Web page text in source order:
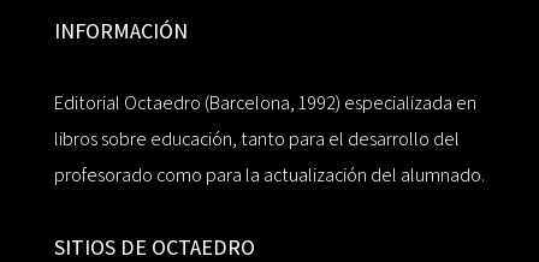
INFORMACIÓN
Editorial Octaedro (Barcelona, 1992) especializada en
libros sobre educación, tanto para el desarrollo del
profesorado como para la actualización del alumnado.
SITIOS DE OCTAEDRO